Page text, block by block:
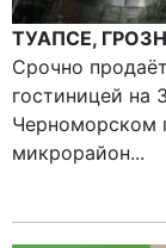
ТУАПСЕ,
Срочно
гостиницей на
Черноморском
микрорайон...